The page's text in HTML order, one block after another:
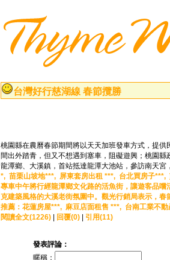
台灣好行慈湖線 春節攬勝
桃園縣在農曆春節期間將以天天加班發車方式，提
間出外踏青，但又不想遇到塞車，阻礙遊興；桃園
龍潭鄉、大溪鎮，首站抵達龍潭大池站，參訪南天
*, 苗栗山坡地***, 屏東套房出租 ***, 台北買房子***,
專車中午將行經龍潭鄉文化路的活魚街，讓遊客品
克建築風格的大溪老街氛圍中。觀光行銷局表示，
推薦： 花蓮房屋***, 麻豆店面租售 ***, 台南工業不
閱讀全文(1226)
回覆(0) 引用(11)
發表評論：
暱稱：